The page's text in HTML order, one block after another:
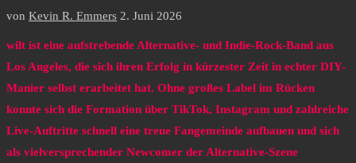
von Kevin R. Emmers 2. Juni 2026
wilt ist eine aufstrebende Alternative- und Indie-Rock-Band aus
Los Angeles, die sich ihren Erfolg in kürzester Zeit in echter DIY-
Manier selbst erarbeitet hat. Ohne großes Label im Rücken
konnte sich die Formation über TikTok, Instagram und zahlreiche
Live-Auftritte schnell eine treue Fangemeinde aufbauen und sich
als vielversprechender Newcomer der Alternative-Szene